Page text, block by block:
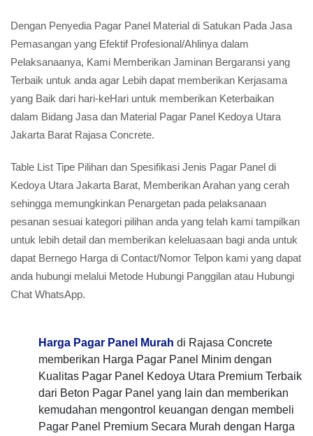
Dengan Penyedia Pagar Panel Material di Satukan Pada Jasa
Pemasangan yang Efektif Profesional/Ahlinya dalam
Pelaksanaanya, Kami Memberikan Jaminan Bergaransi yang
Terbaik untuk anda agar Lebih dapat memberikan Kerjasama
yang Baik dari hari-keHari untuk memberikan Keterbaikan
dalam Bidang Jasa dan Material Pagar Panel Kedoya Utara
Jakarta Barat Rajasa Concrete.
Table List Tipe Pilihan dan Spesifikasi Jenis Pagar Panel di
Kedoya Utara Jakarta Barat, Memberikan Arahan yang cerah
sehingga memungkinkan Penargetan pada pelaksanaan
pesanan sesuai kategori pilihan anda yang telah kami tampilkan
untuk lebih detail dan memberikan keleluasaan bagi anda untuk
dapat Bernego Harga di Contact/Nomor Telpon kami yang dapat
anda hubungi melalui Metode Hubungi Panggilan atau Hubungi
Chat WhatsApp.
Harga Pagar Panel Murah di Rajasa Concrete
memberikan Harga Pagar Panel Minim dengan
Kualitas Pagar Panel Kedoya Utara Premium Terbaik
dari Beton Pagar Panel yang lain dan memberikan
kemudahan mengontrol keuangan dengan membeli
Pagar Panel Premium Secara Murah dengan Harga